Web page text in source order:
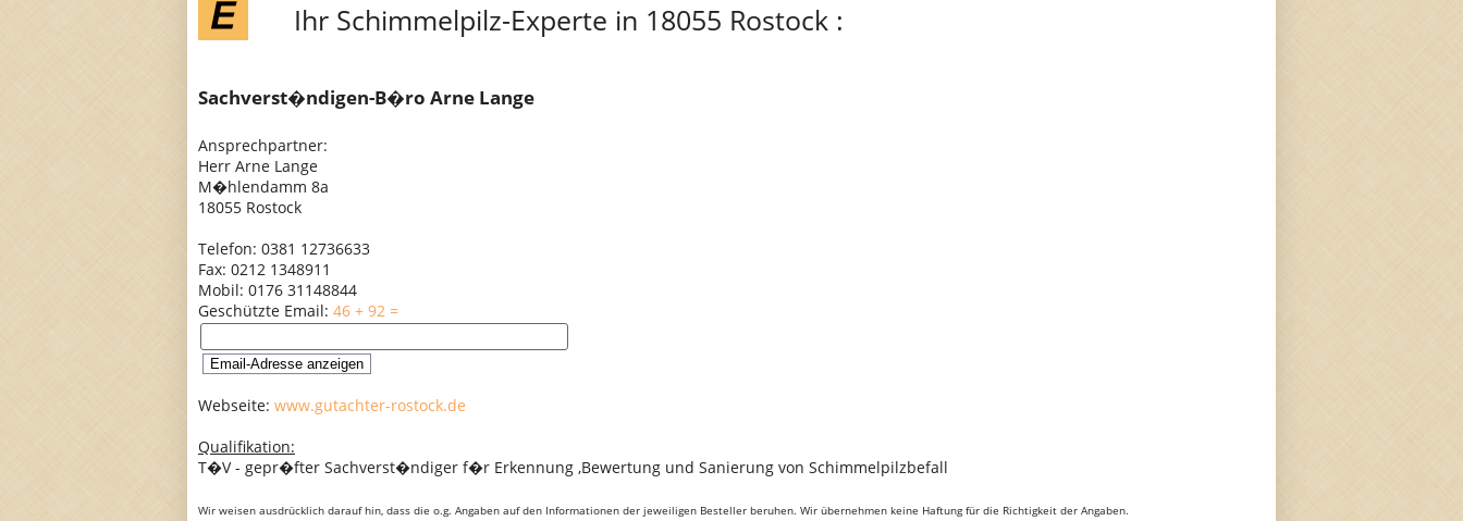
Ihr Schimmelpilz-Experte in 18055 Rostock :
Sachverst�ndigen-B�ro Arne Lange
Ansprechpartner:
Herr Arne Lange
M�hlendamm 8a
18055 Rostock
Telefon: 0381 12736633
Fax: 0212 1348911
Mobil: 0176 31148844
Geschützte Email: 46 + 92 =
Webseite: www.gutachter-rostock.de
Qualifikation:
T�V - gepr�fter Sachverst�ndiger f�r Erkennung ,Bewertung und Sanierung von Schimmelpilzbefall
Wir weisen ausdrücklich darauf hin, dass die o.g. Angaben auf den Informationen der jeweiligen Besteller beruhen. Wir übernehmen keine Haftung für die Richtigkeit der Angaben.